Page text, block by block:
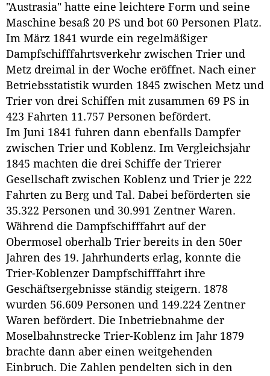
"Austrasia" hatte eine leichtere Form und seine
Maschine besaß 20 PS und bot 60 Personen Platz.
Im März 1841 wurde ein regelmäßiger
Dampfschifffahrtsverkehr zwischen Trier und
Metz dreimal in der Woche eröffnet. Nach einer
Betriebsstatistik wurden 1845 zwischen Metz und
Trier von drei Schiffen mit zusammen 69 PS in
423 Fahrten 11.757 Personen befördert.
Im Juni 1841 fuhren dann ebenfalls Dampfer
zwischen Trier und Koblenz. Im Vergleichsjahr
1845 machten die drei Schiffe der Trierer
Gesellschaft zwischen Koblenz und Trier je 222
Fahrten zu Berg und Tal. Dabei beförderten sie
35.322 Personen und 30.991 Zentner Waren.
Während die Dampfschifffahrt auf der
Obermosel oberhalb Trier bereits in den 50er
Jahren des 19. Jahrhunderts erlag, konnte die
Trier-Koblenzer Dampfschifffahrt ihre
Geschäftsergebnisse ständig steigern. 1878
wurden 56.609 Personen und 149.224 Zentner
Waren befördert. Die Inbetriebnahme der
Moselbahnstrecke Trier-Koblenz im Jahr 1879
brachte dann aber einen weitgehenden
Einbruch. Die Zahlen pendelten sich in den